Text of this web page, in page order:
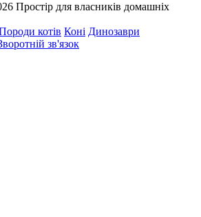
Простір для власників домашніх
котів Коні Динозаври
зв'язок